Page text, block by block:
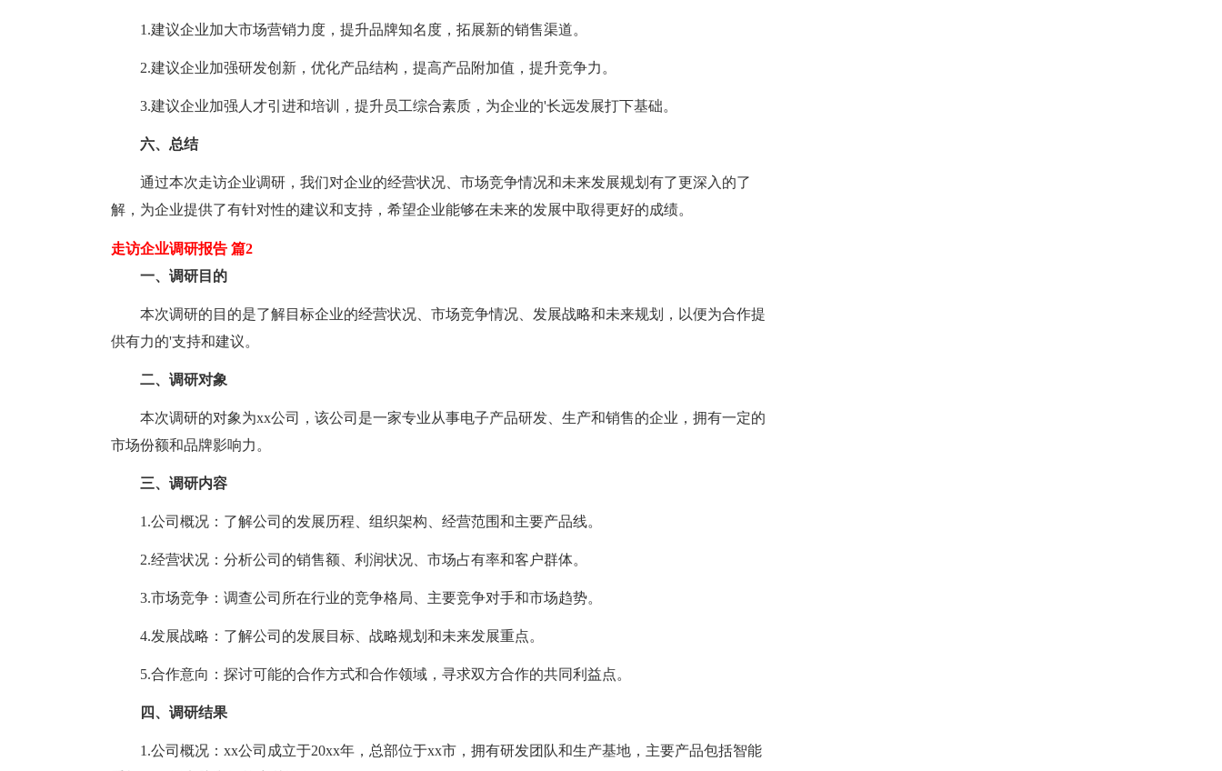
1.建议企业加大市场营销力度，提升品牌知名度，拓展新的销售渠道。
2.建议企业加强研发创新，优化产品结构，提高产品附加值，提升竞争力。
3.建议企业加强人才引进和培训，提升员工综合素质，为企业的'长远发展打下基础。
六、总结
通过本次走访企业调研，我们对企业的经营状况、市场竞争情况和未来发展规划有了更深入的了
解，为企业提供了有针对性的建议和支持，希望企业能够在未来的发展中取得更好的成绩。
走访企业调研报告 篇2
一、调研目的
本次调研的目的是了解目标企业的经营状况、市场竞争情况、发展战略和未来规划，以便为合作提
供有力的'支持和建议。
二、调研对象
本次调研的对象为xx公司，该公司是一家专业从事电子产品研发、生产和销售的企业，拥有一定的
市场份额和品牌影响力。
三、调研内容
1.公司概况：了解公司的发展历程、组织架构、经营范围和主要产品线。
2.经营状况：分析公司的销售额、利润状况、市场占有率和客户群体。
3.市场竞争：调查公司所在行业的竞争格局、主要竞争对手和市场趋势。
4.发展战略：了解公司的发展目标、战略规划和未来发展重点。
5.合作意向：探讨可能的合作方式和合作领域，寻求双方合作的共同利益点。
四、调研结果
1.公司概况：xx公司成立于20xx年，总部位于xx市，拥有研发团队和生产基地，主要产品包括智能